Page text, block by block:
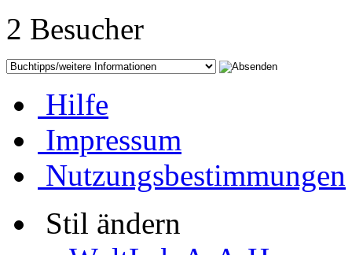
2 Besucher
Hilfe
Impressum
Nutzungsbestimmungen
Stil ändern